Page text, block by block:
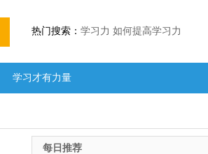
热门搜索： 学习力 如何提高学习力
学习才有力量
每日推荐